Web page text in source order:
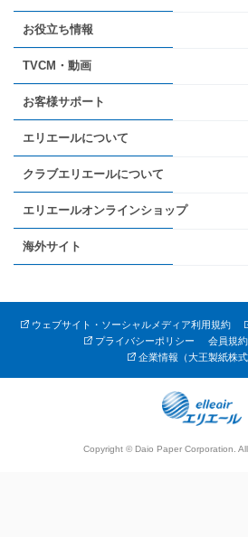
お役立ち情報
TVCM・動画
お客様サポート
エリエールについて
クラブエリエールについて
エリエールオンラインショップ
海外サイト
ウェブサイト・ソーシャルメディア利用規約
プライバシーポリシー
会員規約
企業情報（大王製紙株式
Copyright © Daio Paper Corporation.